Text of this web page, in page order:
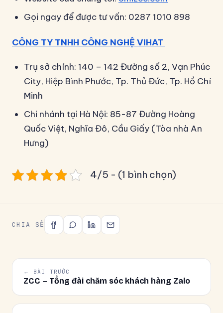
Gọi ngay để được tư vấn: 0287 1010 898
CÔNG TY TNHH CÔNG NGHỆ VIHAT
Trụ sở chính: 140 – 142 Đường số 2, Vạn Phúc
City, Hiệp Bình Phước, Tp. Thủ Đức, Tp. Hồ Chí
Minh
Chi nhánh tại Hà Nội: 85-87 Đường Hoàng
Quốc Việt, Nghĩa Đô, Cầu Giấy (Tòa nhà An
Hưng)
4/5 - (1 bình chọn)
CHIA SẺ
← BÀI TRƯỚC
ZCC – Tổng đài chăm sóc khách hàng Zalo